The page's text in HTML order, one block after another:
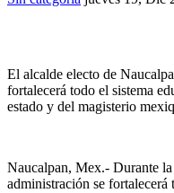
El alcalde electo de
fortalecerá todo el sistema
estado y del magisterio
Naucalpan, Mex.- Durante
administración se fortalecerá